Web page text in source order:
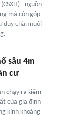
- nguồn
mà còn góp
duy chăn nuôi
sâu 4m
cư
chạy ra kiểm
của gia đình
kính khoảng